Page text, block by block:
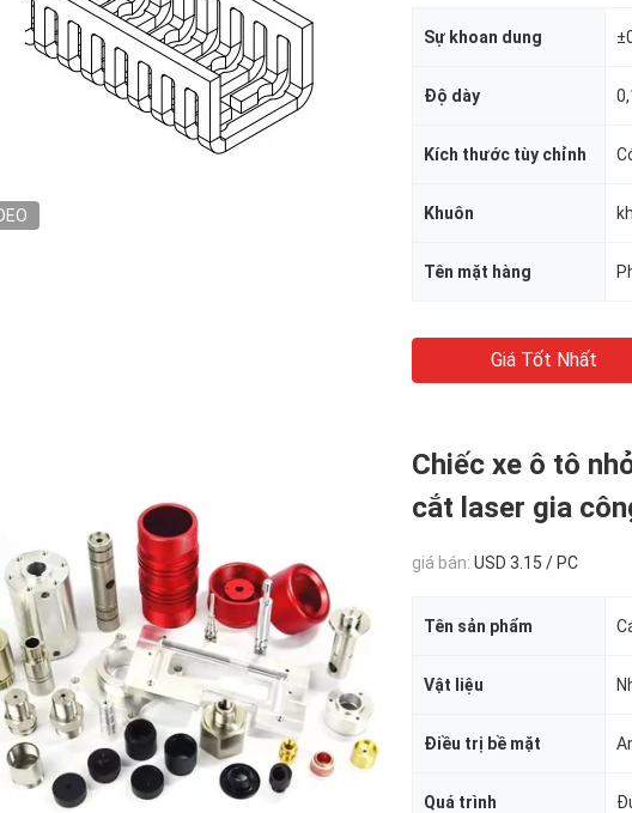
Sự khoan dung
Độ dày
Kích thước tùy chỉnh
Khuôn
Tên mặt hàng
Giá Tốt Nhất
Chiếc xe ô tô
cắt laser gia
giá bán: USD 3.15 / PC
Tên sản phẩm
Vật liệu
Điều trị bề mặt
Quá trình